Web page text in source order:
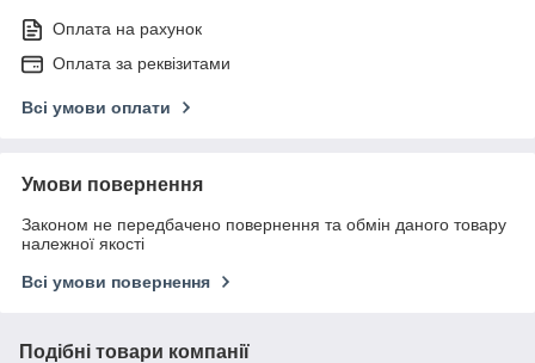
Оплата на рахунок
Оплата за реквізитами
Всі умови оплати
Умови повернення
Законом не передбачено повернення та обмін даного товару
належної якості
Всі умови повернення
Подібні товари компанії